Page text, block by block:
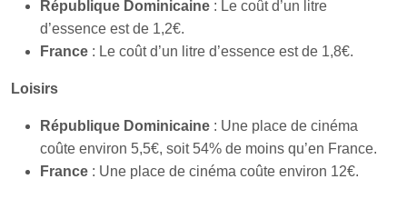
République Dominicaine : Le coût d’un litre
d’essence est de 1,2€.
France : Le coût d’un litre d’essence est de 1,8€.
Loisirs
République Dominicaine : Une place de cinéma
coûte environ 5,5€, soit 54% de moins qu’en France.
France : Une place de cinéma coûte environ 12€.